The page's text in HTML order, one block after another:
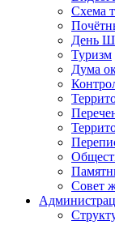
Схема
День
Туризм
Дума
Совет